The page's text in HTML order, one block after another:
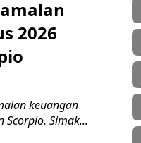
2026
keuangan
Scorpio. Simak...